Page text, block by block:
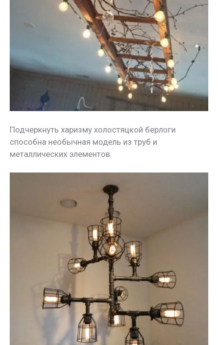
Подчеркнуть харизму холостяцкой берлоги
способна необычная модель из труб и
металлических элементов.